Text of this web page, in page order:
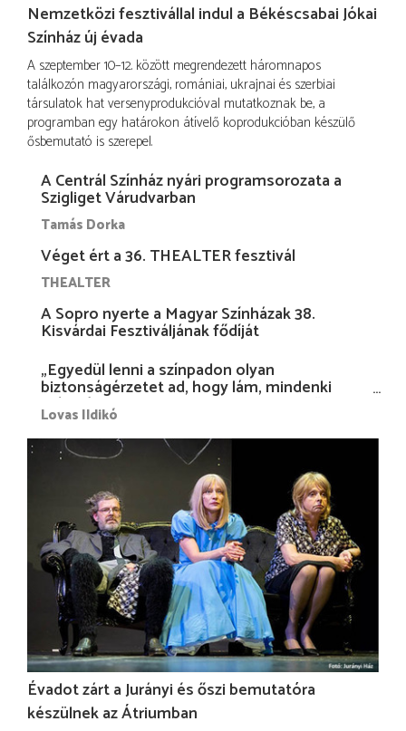
Nemzetközi fesztivállal indul a Békéscsabai Jókai
Színház új évada
A szeptember 10–12. között megrendezett háromnapos
találkozón magyarországi, romániai, ukrajnai és szerbiai
társulatok hat versenyprodukcióval mutatkoznak be, a
programban egy határokon átívelő koprodukcióban készülő
ősbemutató is szerepel.
A Centrál Színház nyári programsorozata a
Szigliget Várudvarban
Tamás Dorka
Véget ért a 36. THEALTER fesztivál
THEALTER
A Sopro nyerte a Magyar Színházak 38.
Kisvárdai Fesztiváljának fődíját
„Egyedül lenni a színpadon olyan
biztonságérzetet ad, hogy lám, mindenki
más nélkül is megvagyok magammal…”
Lovas Ildikó
Évadot zárt a Jurányi és őszi bemutatóra
készülnek az Átriumban